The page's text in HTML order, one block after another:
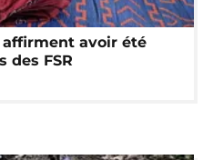
affirment avoir été
des FSR